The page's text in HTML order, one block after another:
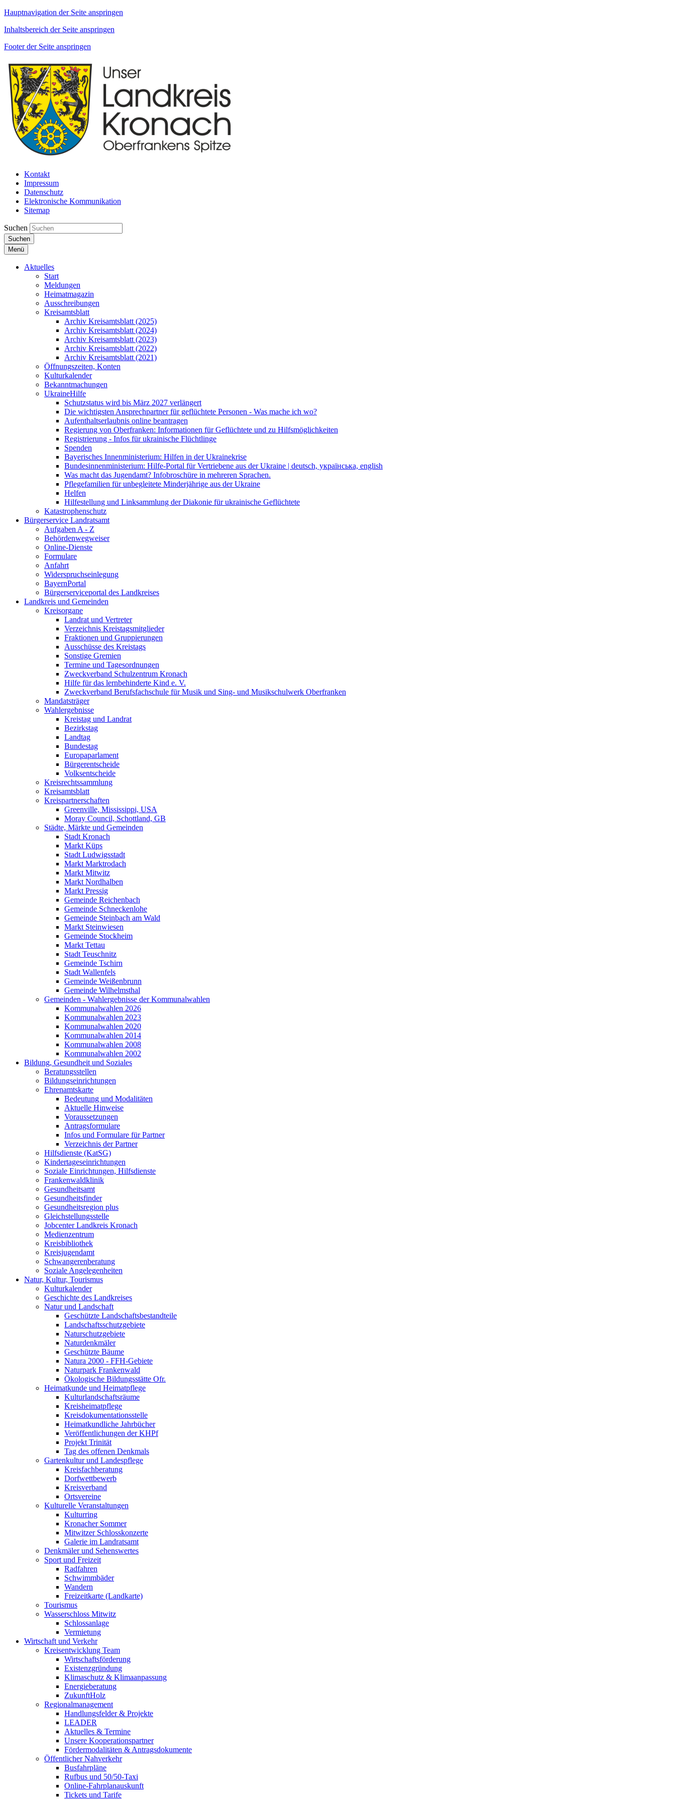
Hauptnavigation der Seite anspringen
Inhaltsbereich der Seite anspringen
Footer der Seite anspringen
Kontakt
Impressum
Datenschutz
Elektronische Kommunikation
Sitemap
Suchen
Suchen
Menü
Aktuelles
Start
Meldungen
Heimatmagazin
Ausschreibungen
Kreisamtsblatt
Archiv Kreisamtsblatt (2025)
Archiv Kreisamtsblatt (2024)
Archiv Kreisamtsblatt (2023)
Archiv Kreisamtsblatt (2022)
Archiv Kreisamtsblatt (2021)
Öffnungszeiten, Konten
Kulturkalender
Bekanntmachungen
UkraineHilfe
Schutzstatus wird bis März 2027 verlängert
Die wichtigsten Ansprechpartner für geflüchtete Personen - Was mache ich wo?
Aufenthaltserlaubnis online beantragen
Regierung von Oberfranken: Informationen für Geflüchtete und zu Hilfsmöglichkeiten
Registrierung - Infos für ukrainische Flüchtlinge
Spenden
Bayerisches Innenministerium: Hilfen in der Ukrainekrise
Bundesinnenministerium: Hilfe-Portal für Vertriebene aus der Ukraine | deutsch, українська, english
Was macht das Jugendamt? Infobroschüre in mehreren Sprachen.
Pflegefamilien für unbegleitete Minderjährige aus der Ukraine
Helfen
Hilfestellung und Linksammlung der Diakonie für ukrainische Geflüchtete
Katastrophenschutz
Bürgerservice Landratsamt
Aufgaben A - Z
Behördenwegweiser
Online-Dienste
Formulare
Anfahrt
Widerspruchseinlegung
BayernPortal
Bürgerserviceportal des Landkreises
Landkreis und Gemeinden
Kreisorgane
Landrat und Vertreter
Verzeichnis Kreistagsmitglieder
Fraktionen und Gruppierungen
Ausschüsse des Kreistags
Sonstige Gremien
Termine und Tagesordnungen
Zweckverband Schulzentrum Kronach
Hilfe für das lernbehinderte Kind e. V.
Zweckverband Berufsfachschule für Musik und Sing- und Musikschulwerk Oberfranken
Mandatsträger
Wahlergebnisse
Kreistag und Landrat
Bezirkstag
Landtag
Bundestag
Europaparlament
Bürgerentscheide
Volksentscheide
Kreisrechtssammlung
Kreisamtsblatt
Kreispartnerschaften
Greenville, Mississippi, USA
Moray Council, Schottland, GB
Städte, Märkte und Gemeinden
Stadt Kronach
Markt Küps
Stadt Ludwigsstadt
Markt Marktrodach
Markt Mitwitz
Markt Nordhalben
Markt Pressig
Gemeinde Reichenbach
Gemeinde Schneckenlohe
Gemeinde Steinbach am Wald
Markt Steinwiesen
Gemeinde Stockheim
Markt Tettau
Stadt Teuschnitz
Gemeinde Tschirn
Stadt Wallenfels
Gemeinde Weißenbrunn
Gemeinde Wilhelmsthal
Gemeinden - Wahlergebnisse der Kommunalwahlen
Kommunalwahlen 2026
Kommunalwahlen 2023
Kommunalwahlen 2020
Kommunalwahlen 2014
Kommunalwahlen 2008
Kommunalwahlen 2002
Bildung, Gesundheit und Soziales
Beratungsstellen
Bildungseinrichtungen
Ehrenamtskarte
Bedeutung und Modalitäten
Aktuelle Hinweise
Voraussetzungen
Antragsformulare
Infos und Formulare für Partner
Verzeichnis der Partner
Hilfsdienste (KatSG)
Kindertageseinrichtungen
Soziale Einrichtungen, Hilfsdienste
Frankenwaldklinik
Gesundheitsamt
Gesundheitsfinder
Gesundheitsregion plus
Gleichstellungsstelle
Jobcenter Landkreis Kronach
Medienzentrum
Kreisbibliothek
Kreisjugendamt
Schwangerenberatung
Soziale Angelegenheiten
Natur, Kultur, Tourismus
Kulturkalender
Geschichte des Landkreises
Natur und Landschaft
Geschützte Landschaftsbestandteile
Landschaftsschutzgebiete
Naturschutzgebiete
Naturdenkmäler
Geschützte Bäume
Natura 2000 - FFH-Gebiete
Naturpark Frankenwald
Ökologische Bildungsstätte Ofr.
Heimatkunde und Heimatpflege
Kulturlandschaftsräume
Kreisheimatpflege
Kreisdokumentationsstelle
Heimatkundliche Jahrbücher
Veröffentlichungen der KHPf
Projekt Trinität
Tag des offenen Denkmals
Gartenkultur und Landespflege
Kreisfachberatung
Dorfwettbewerb
Kreisverband
Ortsvereine
Kulturelle Veranstaltungen
Kulturring
Kronacher Sommer
Mitwitzer Schlosskonzerte
Galerie im Landratsamt
Denkmäler und Sehenswertes
Sport und Freizeit
Radfahren
Schwimmbäder
Wandern
Freizeitkarte (Landkarte)
Tourismus
Wasserschloss Mitwitz
Schlossanlage
Vermietung
Wirtschaft und Verkehr
Kreisentwicklung Team
Wirtschaftsförderung
Existenzgründung
Klimaschutz & Klimaanpassung
Energieberatung
ZukunftHolz
Regionalmanagement
Handlungsfelder & Projekte
LEADER
Aktuelles & Termine
Unsere Kooperationspartner
Fördermodalitäten & Antragsdokumente
Öffentlicher Nahverkehr
Busfahrpläne
Rufbus und 50/50-Taxi
Online-Fahrplanauskunft
Tickets und Tarife